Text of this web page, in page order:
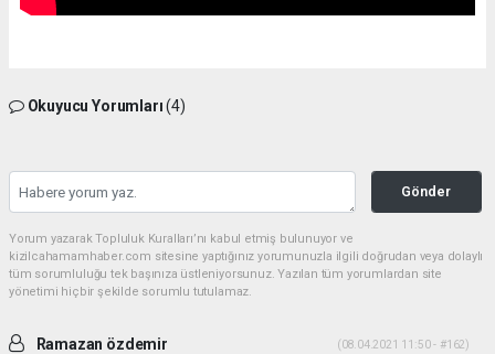
Okuyucu Yorumları(4)
Gönder
Yorum yazarak Topluluk Kuralları’nı kabul etmiş bulunuyor ve
kizilcahamamhaber.com sitesine yaptığınız yorumunuzla ilgili doğrudan veya dolaylı
tüm sorumluluğu tek başınıza üstleniyorsunuz. Yazılan tüm yorumlardan site
yönetimi hiçbir şekilde sorumlu tutulamaz.
Ramazan özdemir (08.04.2021 11:50 - #162)